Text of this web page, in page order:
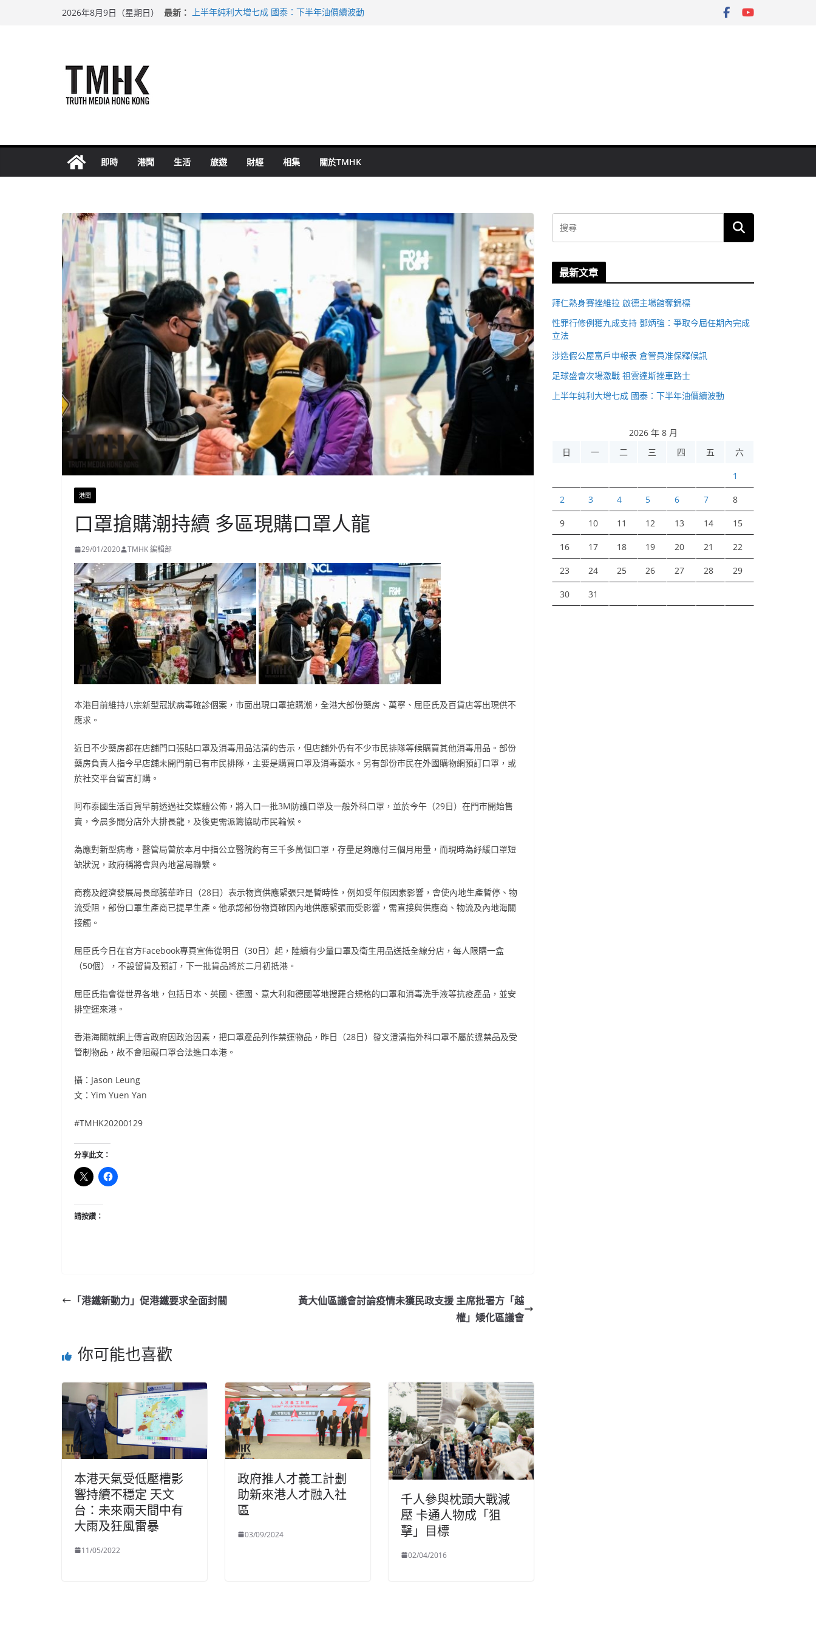
2026年8月9日（星期日） 最新：
上半年純利大增七成 國泰：下半年油價續波動
即時 港聞 生活 旅遊 財經 相集 關於TMHK
港聞
口罩搶購潮持續 多區現購口罩人龍
29/01/2020 TMHK 編輯部
本港目前維持八宗新型冠狀病毒確診個案，市面出現口罩搶購潮，全港大部份藥房、萬寧、屈臣氏及百貨店等出現供不
應求。
近日不少藥房都在店舖門口張貼口罩及消毒用品沽清的告示，但店舖外仍有不少市民排隊等候購買其他消毒用品。部份
藥房負責人指今早店舖未開門前已有市民排隊，主要是購買口罩及消毒藥水。另有部份市民在外國購物網預訂口罩，或
於社交平台留言訂購。
阿布泰國生活百貨早前透過社交媒體公佈，將入口一批3M防護口罩及一般外科口罩，並於今午（29日）在門市開始售
賣，今晨多間分店外大排長龍，及後更需派籌協助市民輪候。
為應對新型病毒，醫管局曾於本月中指公立醫院約有三千多萬個口罩，存量足夠應付三個月用量，而現時為紓緩口罩短
缺狀況，政府稱將會與內地當局聯繫。
商務及經濟發展局長邱騰華昨日（28日）表示物資供應緊張只是暫時性，例如受年假因素影響，會使內地生產暫停、物
流受阻，部份口罩生產商已提早生產。他承認部份物資確因內地供應緊張而受影響，需直接與供應商、物流及內地海關
接觸。
屈臣氏今日在官方Facebook專頁宣佈從明日（30日）起，陸續有少量口罩及衛生用品送抵全線分店，每人限購一盒
（50個），不設留貨及預訂，下一批貨品將於二月初抵港。
屈臣氏指會從世界各地，包括日本、英國、德國、意大利和德國等地搜羅合規格的口罩和消毒洗手液等抗疫產品，並安
排空運來港。
香港海關就網上傳言政府因政治因素，把口罩產品列作禁運物品，昨日（28日）發文澄清指外科口罩不屬於違禁品及受
管制物品，故不會阻礙口罩合法進口本港。
攝：Jason Leung
文：Yim Yuen Yan
#TMHK20200129
分享此文：
請按讚：
「港鐵新動力」促港鐵要求全面封關
黃大仙區議會討論疫情未獲民政支援 主席批署方「越
權」矮化區議會
你可能也喜歡
本港天氣受低壓槽影
響持續不穩定 天文
台：未來兩天間中有
大雨及狂風雷暴
11/05/2022
政府推人才義工計劃
助新來港人才融入社
區
03/09/2024
千人參與枕頭大戰減
壓 卡通人物成「狙
擊」目標
02/04/2016
最新文章
拜仁熱身賽挫維拉 啟德主場館奪錦標
性罪行修例獲九成支持 鄧炳強：爭取今屆任期內完成
立法
涉造假公屋富戶申報表 倉管員准保釋候訊
足球盛會次場激戰 祖雲達斯挫車路士
上半年純利大增七成 國泰：下半年油價續波動
2026 年 8 月
日
一 二 三 四 五 六
1
2 3 4 5 6 7 8
9 10 11 12 13 14 15
16 17 18 19 20 21 22
23 24 25 26 27 28 29
30 31